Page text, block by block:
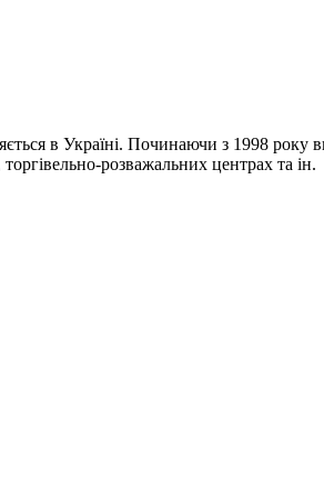
в Україні. Починаючи з 1998 року
розважальних центрах та ін.